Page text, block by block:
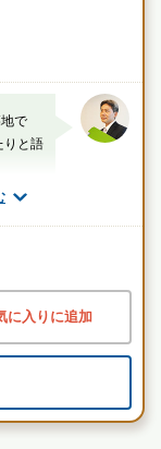
車「杉本観音」バス
で
りと語
審査
15年）
ださい
に入りに追加